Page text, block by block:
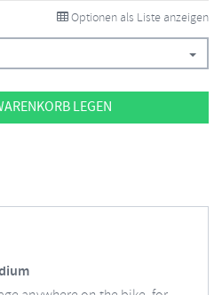
Optionen als Liste anzeigen
LEGEN